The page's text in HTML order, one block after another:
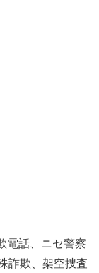
電話、ニセ警察
詐欺、架空捜査